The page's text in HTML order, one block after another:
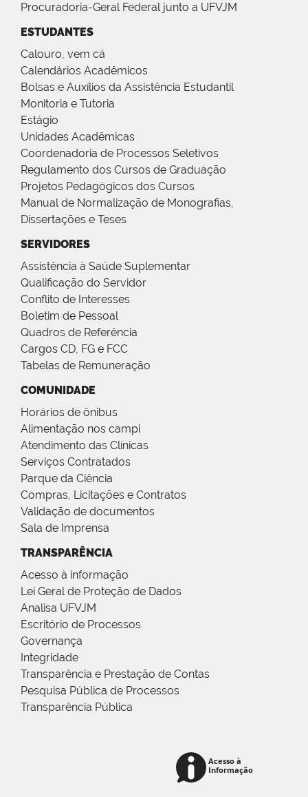
Procuradoria-Geral Federal junto a UFVJM
ESTUDANTES
Calouro, vem cá
Calendários Acadêmicos
Bolsas e Auxílios da Assistência Estudantil
Monitoria e Tutoria
Estágio
Unidades Acadêmicas
Coordenadoria de Processos Seletivos
Regulamento dos Cursos de Graduação
Projetos Pedagógicos dos Cursos
Manual de Normalização de Monografias,
Dissertações e Teses
SERVIDORES
Assistência à Saúde Suplementar
Qualificação do Servidor
Conflito de Interesses
Boletim de Pessoal
Quadros de Referência
Cargos CD, FG e FCC
Tabelas de Remuneração
COMUNIDADE
Horários de ônibus
Alimentação nos campi
Atendimento das Clínicas
Serviços Contratados
Parque da Ciência
Compras, Licitações e Contratos
Validação de documentos
Sala de Imprensa
TRANSPARÊNCIA
Acesso à informação
Lei Geral de Proteção de Dados
Analisa UFVJM
Escritório de Processos
Governança
Integridade
Transparência e Prestação de Contas
Pesquisa Pública de Processos
Transparência Pública